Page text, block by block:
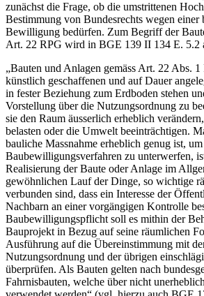
zunächst die Frage, ob die umstrittenen
Bestimmung von Bundesrechts wegen einer
Bewilligung bedürfen. Zum Begriff der
Art. 22 RPG wird in BGE 139 II 134 E. 5.2
„Bauten und Anlagen gemäss Art. 22 Abs.
künstlich geschaffenen und auf Dauer
in fester Beziehung zum Erdboden stehen
Vorstellung über die Nutzungsordnung zu
sie den Raum äusserlich erheblich
belasten oder die Umwelt beeinträchtigen.
bauliche Massnahme erheblich genug ist,
Baubewilligungsverfahren zu unterwerfen,
Realisierung der Baute oder Anlage im
gewöhnlichen Lauf der Dinge, so wichtige
verbunden sind, dass ein Interesse der
Nachbarn an einer vorgängigen Kontrolle
Baubewilligungspflicht soll es mithin der
Bauprojekt in Bezug auf seine räumlichen
Ausführung auf die Übereinstimmung mit
Nutzungsordnung und der übrigen
überprüfen. Als Bauten gelten nach
Fahrnisbauten, welche über nicht